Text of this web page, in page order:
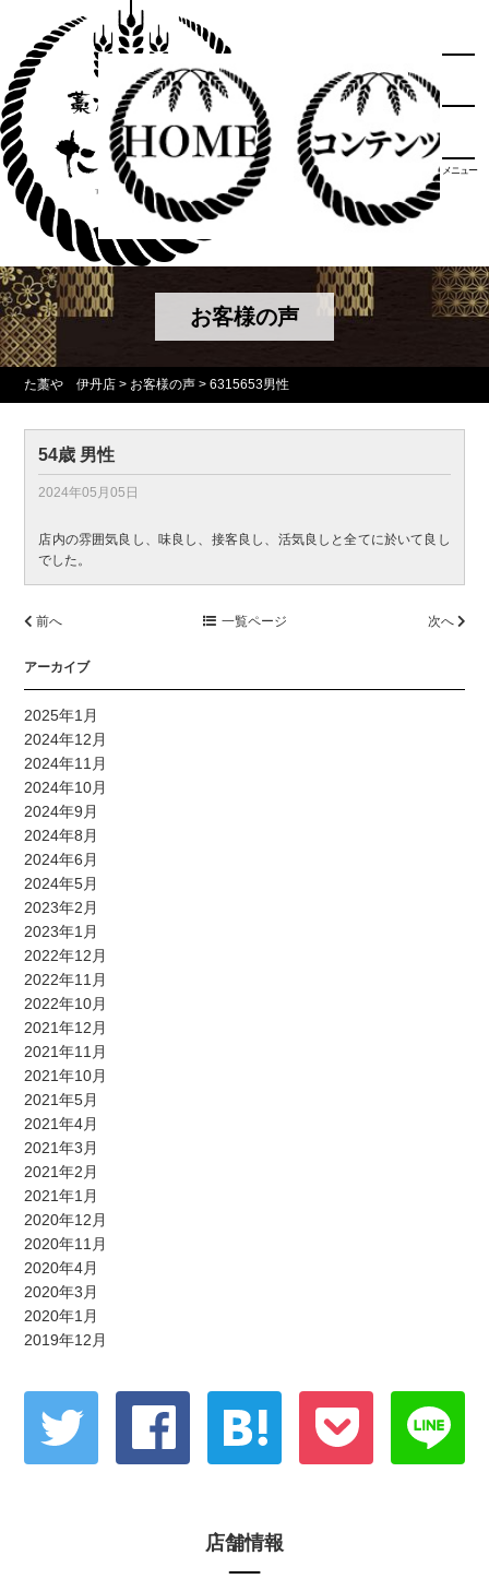
メニュー
お客様の声
た藁や 伊丹店 > お客様の声 >6315653男性
54歳 男性
2024年05月05日
店内の雰囲気良し、味良し、接客良し、活気良しと全てに於いて良し
でした。
前へ 一覧ページ 次へ
アーカイブ
2025年1月
2024年12月
2024年11月
2024年10月
2024年9月
2024年8月
2024年6月
2024年5月
2023年2月
2023年1月
2022年12月
2022年11月
2022年10月
2021年12月
2021年11月
2021年10月
2021年5月
2021年4月
2021年3月
2021年2月
2021年1月
2020年12月
2020年11月
2020年4月
2020年3月
2020年1月
2019年12月
店舗情報